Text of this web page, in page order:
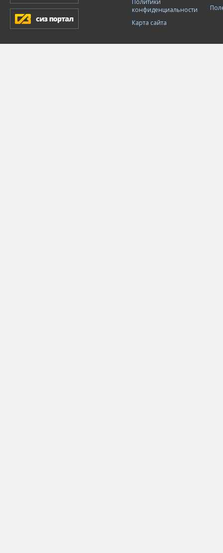
Политики
конфиденциальности
Карта сайта